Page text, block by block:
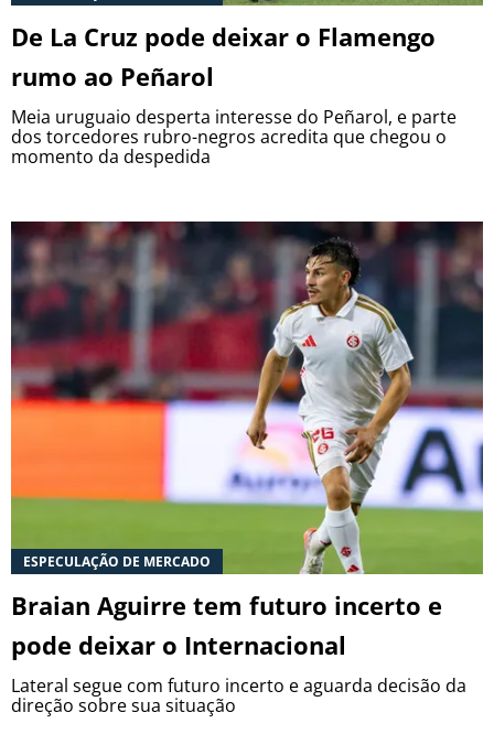
De La Cruz pode deixar o Flamengo
rumo ao Peñarol
Meia uruguaio desperta interesse do Peñarol, e parte
dos torcedores rubro-negros acredita que chegou o
momento da despedida
ESPECULAÇÃO DE MERCADO
Braian Aguirre tem futuro incerto e
pode deixar o Internacional
Lateral segue com futuro incerto e aguarda decisão da
direção sobre sua situação